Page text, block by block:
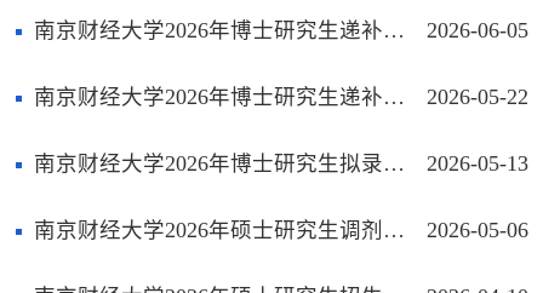
2026-06-05
南京财经大学2026年博士研究生递补拟录取名单公示（6月5日）
2026-05-22
南京财经大学2026年博士研究生递补拟录取名单公示（5月22日）
2026-05-13
南京财经大学2026年博士研究生拟录取结果公示及相关说明
2026-05-06
南京财经大学2026年硕士研究生调剂拟录取名单公示